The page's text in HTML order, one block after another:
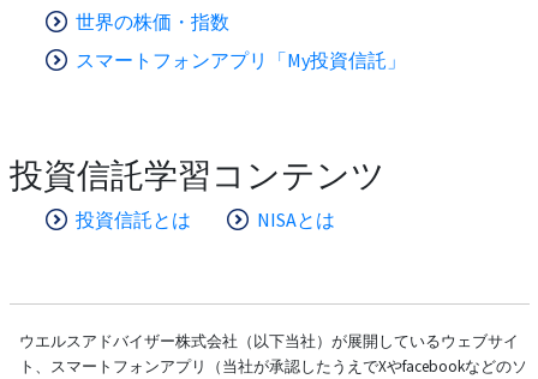
世界の株価・指数
スマートフォンアプリ「My投資信託」
投資信託学習コンテンツ
投資信託とは NISAとは
ウエルスアドバイザー株式会社（以下当社）が展開しているウェブサイ
ト、スマートフォンアプリ（当社が承認したうえでXやfacebookなどのソ